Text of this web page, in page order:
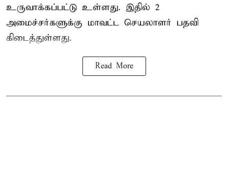
உருவாக்கப்பட்டு உள்ளது. இதில் 2
அமைச்சர்களுக்கு மாவட்ட செயலாளர் பதவி
கிடைத்துள்ளது.
Read More